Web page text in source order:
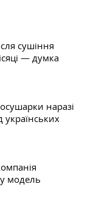
сушіння
— думка
наразі
українських
модель